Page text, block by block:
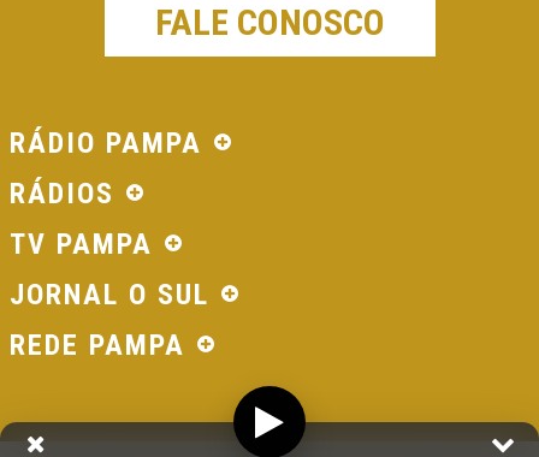
FALE CONOSCO
RÁDIO PAMPA
RÁDIOS
TV PAMPA
JORNAL O SUL
REDE PAMPA